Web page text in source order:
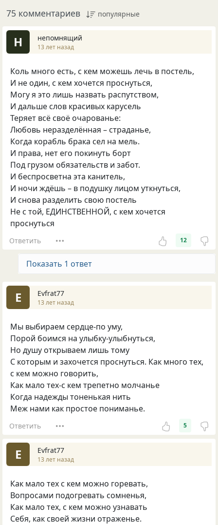
75 комментариев популярные
Н непомнящий
13 лет назад
Коль много есть, с кем можешь лечь в постель,
И не один, с кем хочется проснуться,
Могу я это лишь назвать распутством,
И дальше слов красивых карусель
Теряет всё своё очарованье:
Любовь неразделённая – страданье,
Когда корабль брака сел на мель.
И права, нет его покинуть борт
Под грузом обязательств и забот.
И беспросветна эта канитель,
И ночи ждёшь – в подушку лицом уткнуться,
И снова разделить свою постель
Не с той, ЕДИНСТВЕННОЙ, с кем хочется
проснуться
Ответить 12
Показать 1 ответ
E Evfrat77
13 лет назад
Мы выбираем сердце-по уму,
Порой боимся на улыбку-улыбнуться,
Но душу открываем лишь тому
С которым и захочется проснуться. Как много тех,
с кем можно говорить,
Как мало тех-с кем трепетно молчанье
Когда надежды тоненькая нить
Меж нами как простое пониманье.
Ответить 5
E Evfrat77
13 лет назад
Как мало тех с кем можно горевать,
Вопросами подогревать сомненья,
Как мало тех, с кем можно узнавать
Себя, как своей жизни отраженье.